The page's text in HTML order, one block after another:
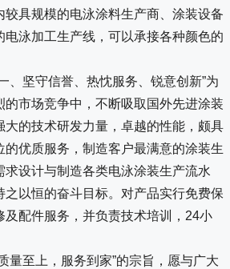
较具规模的电泳涂料生产商、涂装设备
电泳加工生产线，可以承接各种颜色的
坚守信誉、热忱服务、锐意创新”为
的市场竞争中，不断吸取国外先进涂装
大的技术研发力量，卓越的性能，颇具
的优质服务，制造客户最满意的涂装生
求设计与制造各类电泳涂装生产流水
之以恒的奋斗目标。对产品实行免费保
及配件服务，并负责技术培训，24小
至上，服务到家”的宗旨，愿与广大